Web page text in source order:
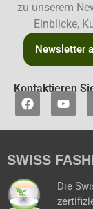
zu unserem
Einblicke,
Newsletter
Kontaktieren
F
a
e
o
k
Y
o
t
b
SWISS
Die